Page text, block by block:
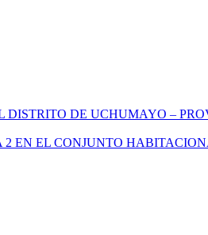
DISTRITO DE UCHUMAYO –
EN EL CONJUNTO